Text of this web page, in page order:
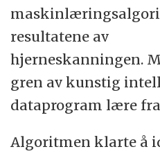
resultatene av
hjerneskanningen.
gren av kunstig
dataprogram lære
Algoritmen klarte å